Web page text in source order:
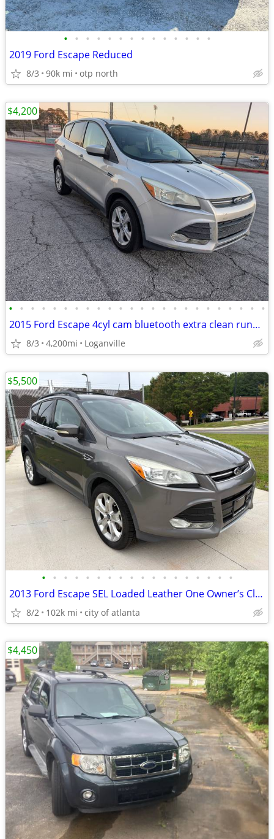
• • • • • • • • • • • • • •
2019 Ford Escape Reduced
8/3 90k mi otp north
• • • • • • • • • • • • • • • • • • • • • • • •
2015 Ford Escape 4cyl cam bluetooth extra clean runs great gas saver
8/3 4,200mi Loganville
$4,200
• • • • • • • • • • • • • • • • • •
2013 Ford Escape SEL Loaded Leather One Owner’s Clean Carfax
8/2 102k mi city of atlanta
$5,500
$4,450